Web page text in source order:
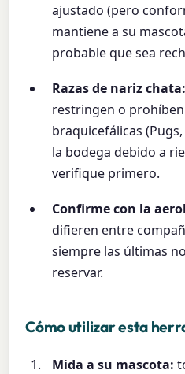
ajustado (pero
mantiene a su
probable que sea
Razas de nariz chata:
restringen o prohíben
braquicefálicas
la bodega debido a
verifique primero.
Confirme con la
difieren entre
siempre las últimas
reservar.
Cómo utilizar esta
Mida a su mascota: